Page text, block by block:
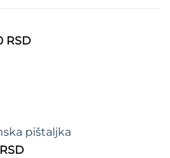
do
RSDRaspon
pištaljka
RSDRaspon